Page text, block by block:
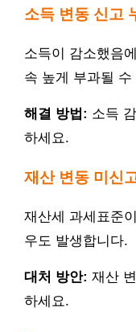
소득 변동 신고
소득이 감소했음
속 높게 부과될 수
해결 방법: 소득
하세요.
재산 변동 미신
재산세 과세표준
우도 발생합니다.
대처 방안: 재산
하세요.